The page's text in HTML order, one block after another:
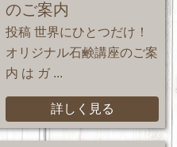
のご案内
投稿 世界にひとつだけ！
オリジナル石鹸講座のご案
内 は ガ ...
詳しく見る